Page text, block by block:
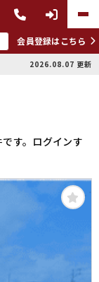
会員登録はこちら
2026.08.07 更新
す。ログインす